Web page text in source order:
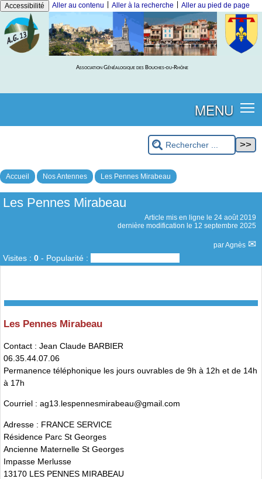
Accessibilité Aller au contenu Aller à la recherche Aller au pied de page
Association Généalogique des Bouches-du-Rhône
MENU
Accueil Nos Antennes Les Pennes Mirabeau
Les Pennes Mirabeau
Article mis en ligne le 24 août 2019
dernière modification le 12 septembre 2025
parAgnès
Visites : 0 - Popularité :
Les Pennes Mirabeau
Contact : Jean Claude BARBIER
06.35.44.07.06
Permanence téléphonique les jours ouvrables de 9h à 12h et de 14h
à 17h
Courriel : ag13.lespennesmirabeau@gmail.com
Adresse : FRANCE SERVICE
Résidence Parc St Georges
Ancienne Maternelle St Georges
Impasse Merlusse
13170 LES PENNES MIRABEAU